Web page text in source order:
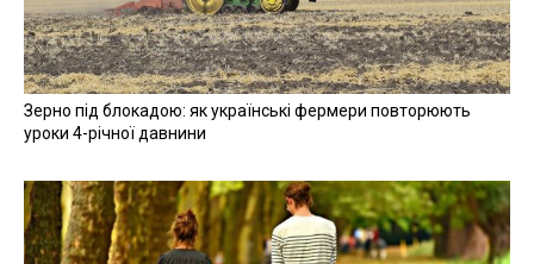
Зерно під блокадою: як українські фермери повторюють
уроки 4-річної давнини